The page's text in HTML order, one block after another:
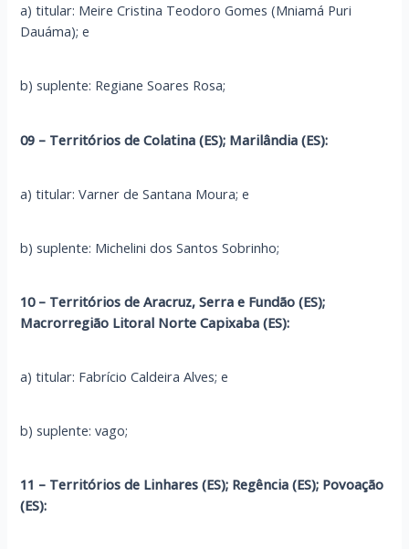
a) titular: Meire Cristina Teodoro Gomes (Mniamá Puri
Dauáma); e
b) suplente: Regiane Soares Rosa;
09 – Territórios de Colatina (ES); Marilândia (ES):
a) titular: Varner de Santana Moura; e
b) suplente: Michelini dos Santos Sobrinho;
10 – Territórios de Aracruz, Serra e Fundão (ES);
Macrorregião Litoral Norte Capixaba (ES):
a) titular: Fabrício Caldeira Alves; e
b) suplente: vago;
11 – Territórios de Linhares (ES); Regência (ES); Povoação
(ES):